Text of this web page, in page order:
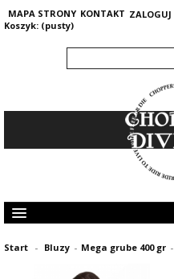
MAPA STRONY KONTAKT ZALOGUJ
Koszyk: (pusty)
KOLEKCJA DAMSKA
GRUBE I CIEPŁE BLUZY 400G
Start - Bluzy - Mega grube 400 gr -